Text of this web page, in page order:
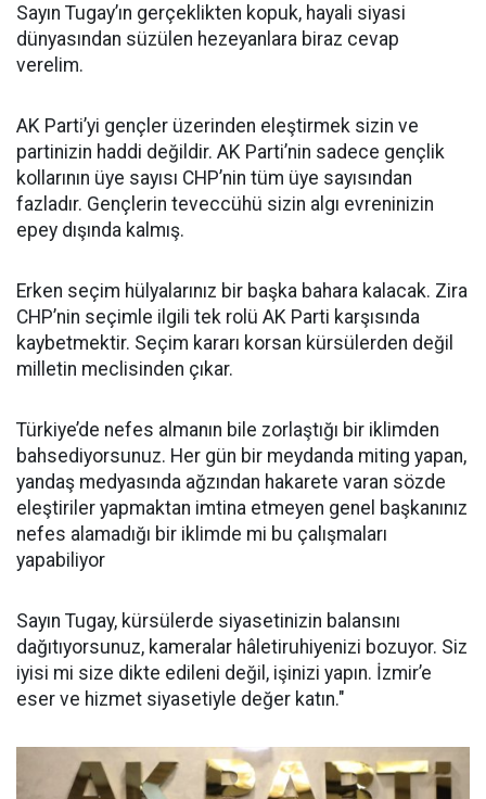
Sayın Tugay’ın gerçeklikten kopuk, hayali siyasi
dünyasından süzülen hezeyanlara biraz cevap
verelim.
AK Parti’yi gençler üzerinden eleştirmek sizin ve
partinizin haddi değildir. AK Parti’nin sadece gençlik
kollarının üye sayısı CHP’nin tüm üye sayısından
fazladır. Gençlerin teveccühü sizin algı evreninizin
epey dışında kalmış.
Erken seçim hülyalarınız bir başka bahara kalacak. Zira
CHP’nin seçimle ilgili tek rolü AK Parti karşısında
kaybetmektir. Seçim kararı korsan kürsülerden değil
milletin meclisinden çıkar.
Türkiye’de nefes almanın bile zorlaştığı bir iklimden
bahsediyorsunuz. Her gün bir meydanda miting yapan,
yandaş medyasında ağzından hakarete varan sözde
eleştiriler yapmaktan imtina etmeyen genel başkanınız
nefes alamadığı bir iklimde mi bu çalışmaları
yapabiliyor
Sayın Tugay, kürsülerde siyasetinizin balansını
dağıtıyorsunuz, kameralar hâletiruhiyenizi bozuyor. Siz
iyisi mi size dikte edileni değil, işinizi yapın. İzmir’e
eser ve hizmet siyasetiyle değer katın."